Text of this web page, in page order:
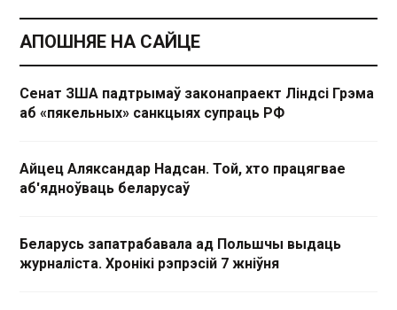
АПОШНЯЕ НА САЙЦЕ
Сенат ЗША падтрымаў законапраект Ліндсі Грэма
аб «пякельных» санкцыях супраць РФ
Айцец Аляксандар Надсан. Той, хто працягвае
аб'ядноўваць беларусаў
Беларусь запатрабавала ад Польшчы выдаць
журналіста. Хронікі рэпрэсій 7 жніўня